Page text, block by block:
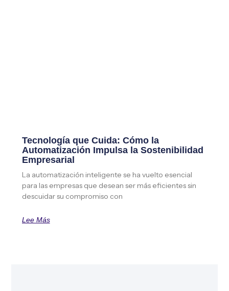
Tecnología que Cuida: Cómo la
Automatización Impulsa la Sostenibilidad
Empresarial
La automatización inteligente se ha vuelto esencial
para las empresas que desean ser más eficientes sin
descuidar su compromiso con
Lee Más